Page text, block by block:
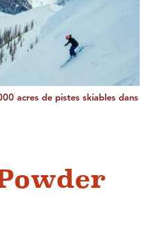
acres de pistes skiables dans